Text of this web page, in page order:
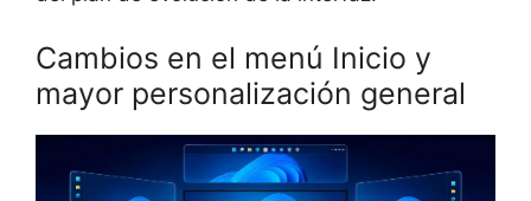
Cambios en el menú Inicio y
mayor personalización general